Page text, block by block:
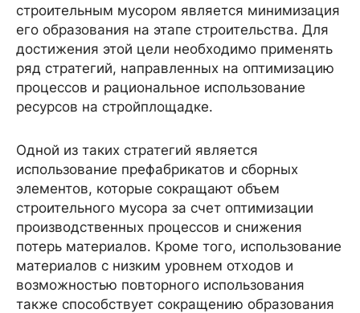
строительным мусором является минимизация
его образования на этапе строительства. Для
достижения этой цели необходимо применять
ряд стратегий, направленных на оптимизацию
процессов и рациональное использование
ресурсов на стройплощадке.
Одной из таких стратегий является
использование префабрикатов и сборных
элементов, которые сокращают объем
строительного мусора за счет оптимизации
производственных процессов и снижения
потерь материалов. Кроме того, использование
материалов с низким уровнем отходов и
возможностью повторного использования
также способствует сокращению образования